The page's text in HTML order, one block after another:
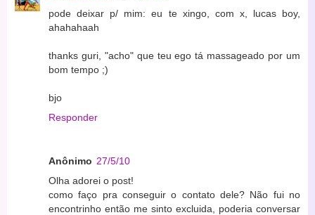
pode deixar p/ mim: eu te xingo, com x, lucas boy,
ahahahaah
thanks guri, "acho" que teu ego tá massageado por um
bom tempo ;)
bjo
Responder
Anônimo 27/5/10
Olha adorei o post!
como faço pra conseguir o contato dele? Não fui no
encontrinho então me sinto excluida, poderia conversar